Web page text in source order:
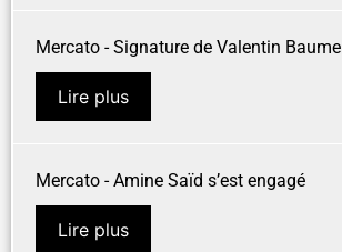
Mercato - Signature de Valentin Baume
Lire plus
Mercato - Amine Saïd s’est engagé
Lire plus